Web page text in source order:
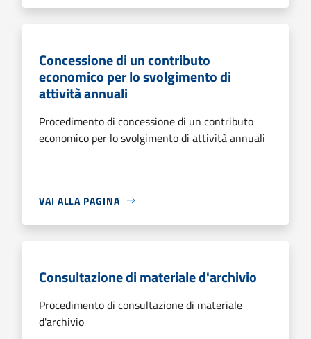
Concessione di un contributo
economico per lo svolgimento di
attività annuali
Procedimento di concessione di un contributo
economico per lo svolgimento di attività annuali
VAI ALLA PAGINA
Consultazione di materiale d'archivio
Procedimento di consultazione di materiale
d'archivio